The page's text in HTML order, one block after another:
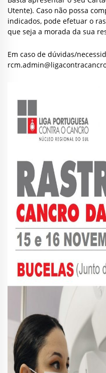
Utente). Caso não possa
indicados, pode efetuar o
que seja a morada da sua
Em caso de dúvidas/